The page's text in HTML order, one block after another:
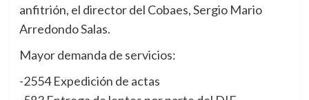
anfitrión, el director del Cobaes, Sergio Mario
Arredondo Salas.
Mayor demanda de servicios:
-2554 Expedición de actas